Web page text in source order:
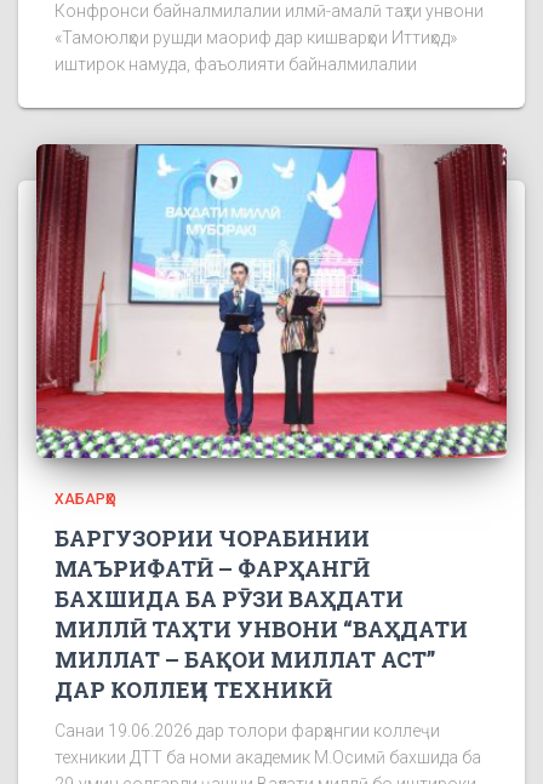
Конфронси байналмилалии илмӣ-амалӣ таҳти унвони
«Тамоюлҳои рушди маориф дар кишварҳои Иттиҳод»
иштирок намуда, фаъолияти байналмилалии
ХАБАРҲО
БАРГУЗОРИИ ЧОРАБИНИИ
МАЪРИФАТӢ – ФАРҲАНГӢ
БАХШИДА БА РӮЗИ ВАҲДАТИ
МИЛЛӢ ТАҲТИ УНВОНИ “ВАҲДАТИ
МИЛЛАТ – БАҚОИ МИЛЛАТ АСТ”
ДАР КОЛЛЕҶИ ТЕХНИКӢ
Санаи 19.06.2026 дар толори фарҳангии коллеҷи
техникии ДТТ ба номи академик М.Осимӣ бахшида ба